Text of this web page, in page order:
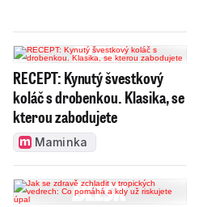
RECEPT: Kynutý švestkový
koláč s drobenkou. Klasika, se
kterou zabodujete
Maminka